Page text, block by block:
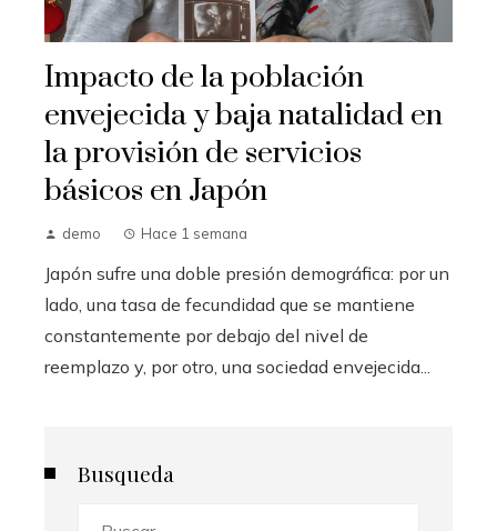
Impacto de la población
envejecida y baja natalidad en
la provisión de servicios
básicos en Japón
demo Hace 1 semana
Japón sufre una doble presión demográfica: por un
lado, una tasa de fecundidad que se mantiene
constantemente por debajo del nivel de
reemplazo y, por otro, una sociedad envejecida...
Busqueda